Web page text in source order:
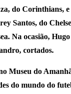
do Corinthians,
Santos, do
Na ocasião,
cortados.
Museu do
do mundo do